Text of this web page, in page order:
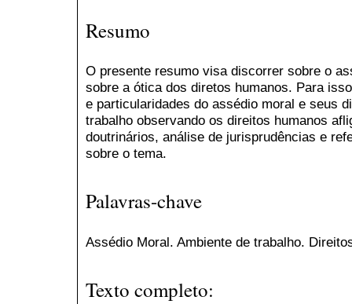
Resumo
O presente resumo visa discorrer sobre o
sobre a ótica dos diretos humanos. Para
e particularidades do assédio moral e seus
trabalho observando os direitos humanos
doutrinários, análise de jurisprudências e
sobre o tema.
Palavras-chave
Assédio Moral. Ambiente de trabalho.
Texto completo: